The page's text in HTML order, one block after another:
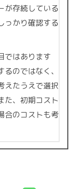
が存続している
っかり確認する
ではあります
のではなく、
えたうえで選択
た、初期コスト
合のコストも考